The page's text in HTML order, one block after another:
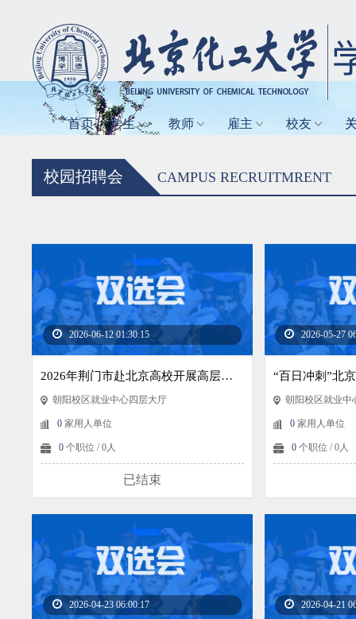
首页 学生 教师 雇主 校友
校园招聘会 CAMPUS RECRUITMRENT
2026-06-12 01:30:15
2026年荆门市赴北京高校开展高层次人才招引活动 北京化工大学专场
朝阳校区就业中心四层大厅
0 家用人单位
0 个职位 / 0人
已结束
2026-05-27
朝阳校区就业中
0家用人单位
0个职位 / 0人
2026-04-23 06:00:17 2026-04-21